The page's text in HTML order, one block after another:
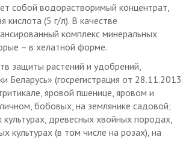
собой водорастворимый концентрат,
кислота (5 г/л). В качестве
комплекс минеральных
– в хелатной форме.
защиты растений и удобрений,
Беларусь» (госрегистрация от 28.11.2013
яровой пшенице, яровом и
бобовых, на землянике садовой;
древесных хвойных породах,
культурах (в том числе на розах), на